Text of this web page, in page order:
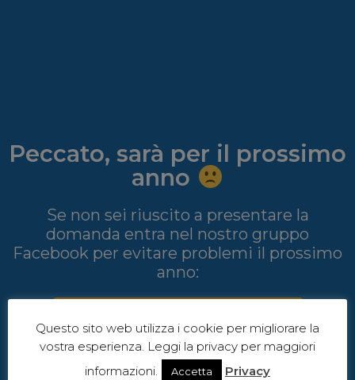
Peccato, sarà per il prossimo
anno
Se non sei riuscito a presentare la
domanda entra nel nostro gruppo
Facebook per evitare problemi il prossimo
anno:
Accedi al gruppo Facebook
Questo sito web utilizza i cookie per migliorare la
vostra esperienza. Leggi la privacy per maggiori
informazioni.
Accetta Privacy